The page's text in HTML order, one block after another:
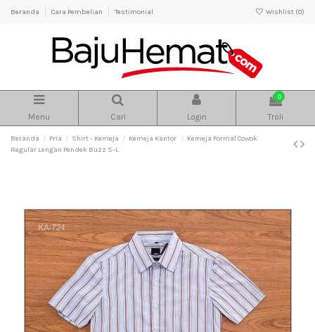
Beranda Cara Pembelian Testimonial Wishlist (0)
Menu Cari Login
0
Troli
Beranda Pria Shirt - Kemeja Kemeja Kantor
Kemeja Formal Cowok
Regular Lengan Pendek Buzz S-L